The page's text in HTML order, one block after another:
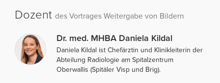
Dozent des Vortrages Weitergabe von Bildern
Dr. med. MHBA Daniela Kildal
Daniela Kildal ist Chefärztin und Klinikleiterin der
Abteilung Radiologie am Spitalzentrum
Oberwallis (Spitäler Visp und Brig).